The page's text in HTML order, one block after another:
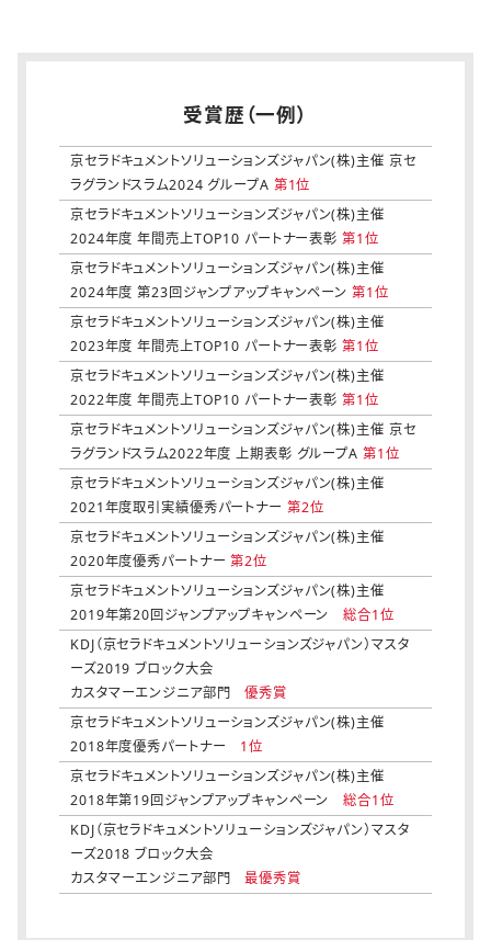
受賞歴（一例）
京セラドキュメントソリューションズジャパン(株)主催 京セ
ラグランドスラム2024 グループA 第1位
京セラドキュメントソリューションズジャパン(株)主催
2024年度 年間売上TOP10 パートナー表彰第1位
京セラドキュメントソリューションズジャパン(株)主催
2024年度 第23回ジャンプアップキャンペーン 第1位
京セラドキュメントソリューションズジャパン(株)主催
2023年度 年間売上TOP10 パートナー表彰第1位
京セラドキュメントソリューションズジャパン(株)主催
2022年度 年間売上TOP10 パートナー表彰第1位
京セラドキュメントソリューションズジャパン(株)主催 京セ
ラグランドスラム2022年度 上期表彰 グループA 第1位
京セラドキュメントソリューションズジャパン(株)主催
2021年度取引実績優秀パートナー 第2位
京セラドキュメントソリューションズジャパン(株)主催
2020年度優秀パートナー第2位
京セラドキュメントソリューションズジャパン(株)主催
2019年第20回ジャンプアップキャンペーン総合1位
KDJ（京セラドキュメントソリューションズジャパン）マスタ
ーズ2019 ブロック大会
カスタマーエンジニア部門優秀賞
京セラドキュメントソリューションズジャパン(株)主催
2018年度優秀パートナー 1位
京セラドキュメントソリューションズジャパン(株)主催
2018年第19回ジャンプアップキャンペーン総合1位
KDJ（京セラドキュメントソリューションズジャパン）マスタ
ーズ2018 ブロック大会
カスタマーエンジニア部門最優秀賞